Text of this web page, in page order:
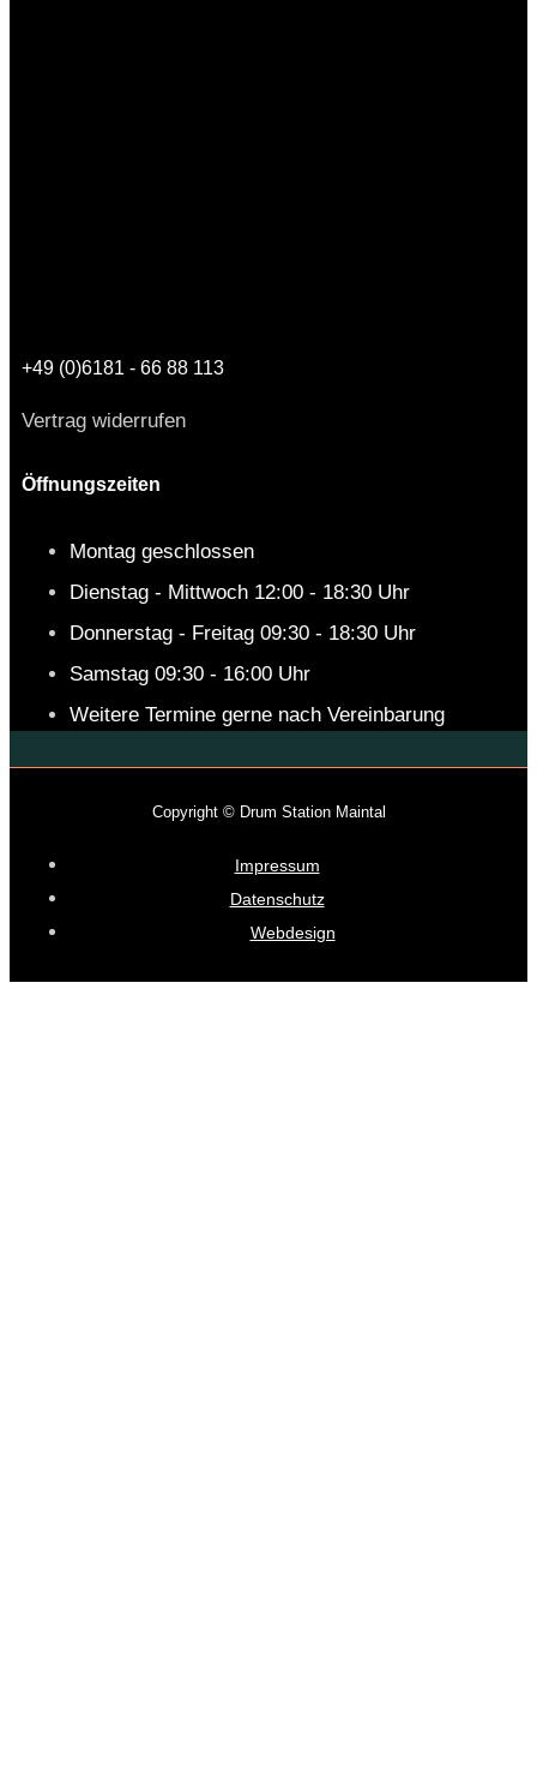
+49 (0)6181 - 66 88 113
Vertrag widerrufen
Öffnungszeiten
Montag geschlossen
Dienstag - Mittwoch 12:00 - 18:30 Uhr
Donnerstag - Freitag 09:30 - 18:30 Uhr
Samstag 09:30 - 16:00 Uhr
Weitere Termine gerne nach Vereinbarung
Copyright © Drum Station Maintal
Impressum
Datenschutz
Webdesign